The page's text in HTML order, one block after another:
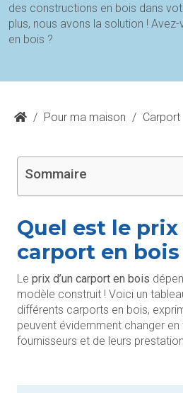
des constructions en bois dans
plus, nous avons la solution !
en bois ?
/ Pour ma maison / Carport
Sommaire
Quel est le prix
carport en bois
Le prix d’un carport en bois
modèle construit ! Voici un
différents carports en bois,
peuvent évidemment changer
fournisseurs et de leurs